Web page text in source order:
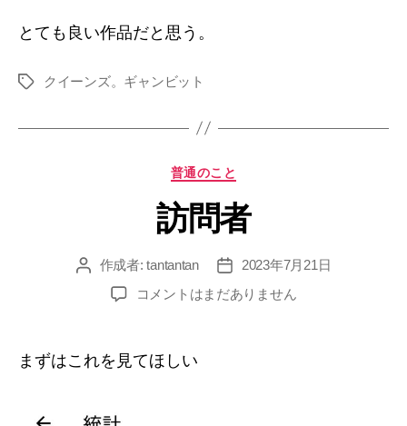
とても良い作品だと思う。
タ
クイーンズ。ギャンビット
カ
ゴ
リ
普通のこと
訪問者
投 作成者:tantantan
投
稿
日
2023年7月21日
訪
へ
の
コメントはまだありません
まずはこれを見てほしい